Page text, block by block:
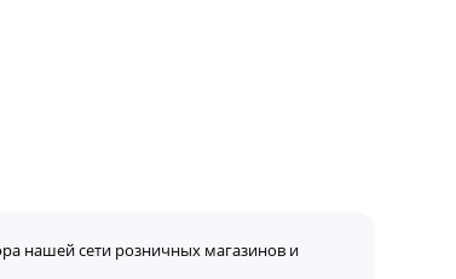
нашей сети розничных магазинов и